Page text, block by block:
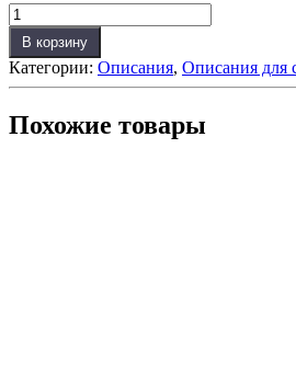
Количество
товара
Самолетиковое
худи.
Взрослое.
для
В корзину
Категории: Описания, Описания для
Похожие товары